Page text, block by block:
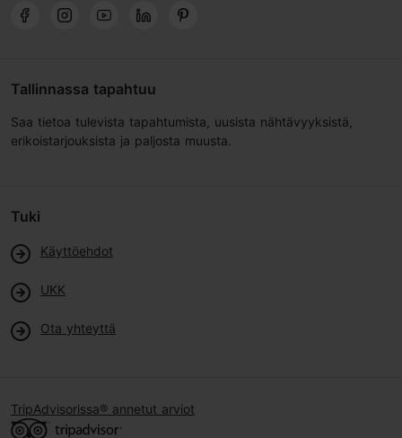
Tallinnassa tapahtuu
Saa tietoa tulevista tapahtumista, uusista nähtävyyksistä,
erikoistarjouksista ja paljosta muusta.
Tuki
Käyttöehdot
UKK
Ota yhteyttä
TripAdvisorissa® annetut arviot